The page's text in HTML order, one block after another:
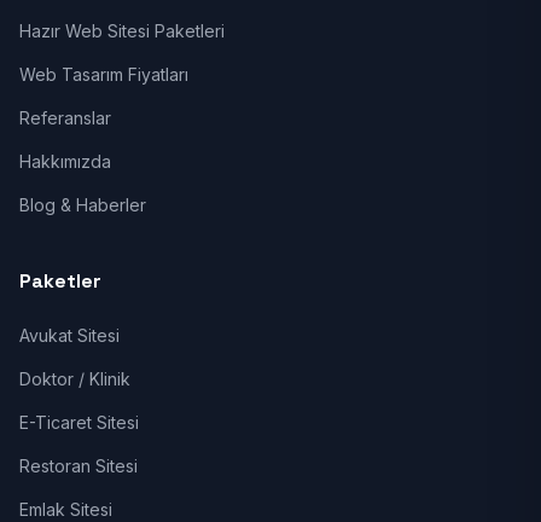
Hazır Web Sitesi Paketleri
Web Tasarım Fiyatları
Referanslar
Hakkımızda
Blog & Haberler
Paketler
Avukat Sitesi
Doktor / Klinik
E-Ticaret Sitesi
Restoran Sitesi
Emlak Sitesi